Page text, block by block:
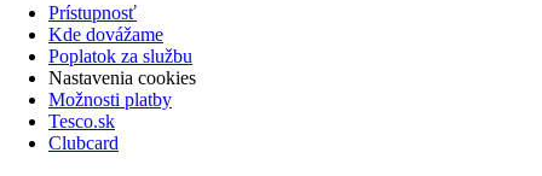
Prístupnosť
Kde dovážame
Poplatok za službu
Nastavenia cookies
Možnosti platby
Tesco.sk
Clubcard